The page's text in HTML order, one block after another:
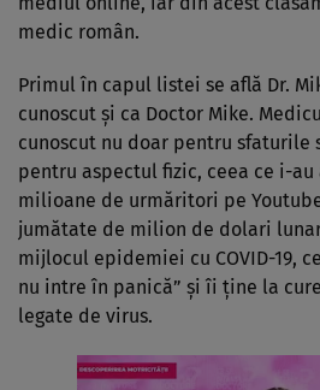
medic român.
Primul în capul listei se află Dr.
cunoscut şi ca Doctor Mike.
cunoscut nu doar pentru sfaturile
pentru aspectul fizic, ceea ce i-au
milioane de urmăritori pe
jumătate de milion de dolari
mijlocul epidemiei cu COVID-19,
nu intre în panică” şi îi ţine la
legate de virus.